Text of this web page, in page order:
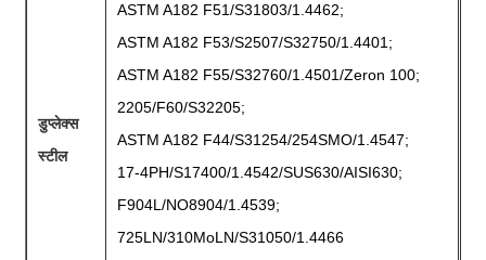
डुप्लेक्स
स्टील
ASTM A182 F51/S31803/1.4462;
ASTM A182 F53/S2507/S32750/1.4401;
ASTM A182 F55/S32760/1.4501/Zeron 100;
2205/F60/S32205;
ASTM A182 F44/S31254/254SMO/1.4547;
17-4PH/S17400/1.4542/SUS630/AISI630;
F904L/NO8904/1.4539;
725LN/310MoLN/S31050/1.4466